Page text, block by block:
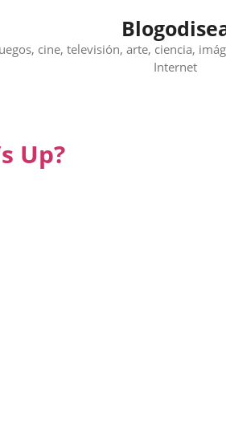
cine, televisión, arte, ciencia,
Internet
Up?